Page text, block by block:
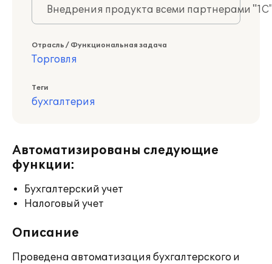
Внедрения продукта всеми партнерами
Отрасль / Функциональная задача
Торговля
Теги
бухгалтерия
Автоматизированы следующие
функции:
Бухгалтерский учет
Налоговый учет
Описание
Проведена автоматизация бухгалтерского и